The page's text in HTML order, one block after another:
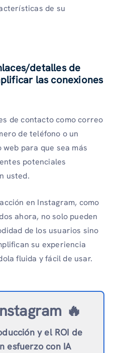
de su
detalles de
las conexiones
de contacto como correo
de teléfono o un
para que sea más
potenciales
usted.
en Instagram, como
ahora, no solo pueden
de los usuarios sino
su experiencia
fluida y fácil de usar.
🔥
y el ROI de
esfuerzo con IA